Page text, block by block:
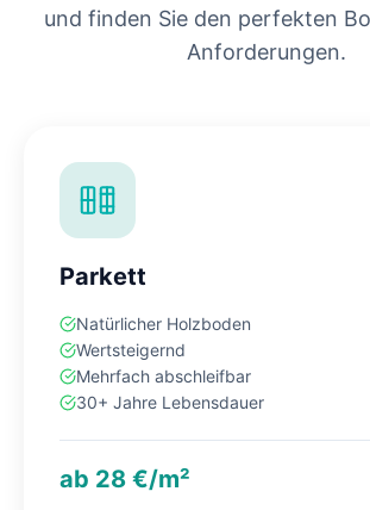
und finden Sie den perfekten
Anforderungen.
Parkett
Natürlicher Holzboden
Wertsteigernd
Mehrfach abschleifbar
30+ Jahre Lebensdauer
ab 28 €/m²